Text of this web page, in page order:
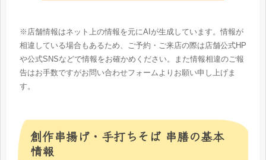
※店舗情報はネット上の情報を元にAIが生成しています。情報が
相違している場合もあるため、ご予約・ご来店の際は店舗公式HP
や公式SNSなどで情報をお確かめください。また情報相違のご報
告はお手数ですがお問い合わせフォームよりお願い申し上げま
す。
創作串揚げ・手打ちそば 串膳の基本
情報